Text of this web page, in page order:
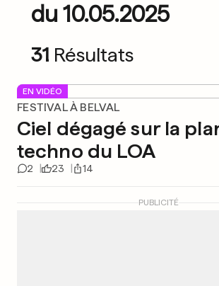
du 10.05.2025
31 Résultats
EN VIDÉO
FESTIVAL À BELVAL
Ciel dégagé sur la
techno du LOA
2 23 14
PUBLICITÉ